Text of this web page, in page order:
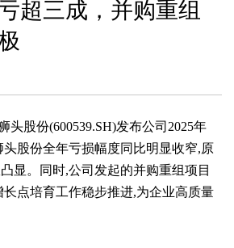
超三成，并购重组
头股份(600539.SH)发布公司2025年
股份全年亏损幅度同比明显收窄,原
显。同时,公司发起的并购重组项目
点培育工作稳步推进,为企业高质量